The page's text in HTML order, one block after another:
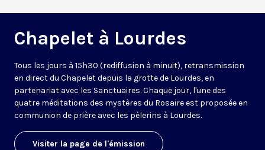
Chapelet à Lourdes
Tous les jours à 15h30 (rediffusion à minuit), retransmission
en direct du Chapelet depuis la grotte de Lourdes, en
partenariat avec les Sanctuaires. Chaque jour, l'une des
quatre méditations des mystères du Rosaire est proposée en
communion de prière avec les pèlerins à Lourdes.
Visiter la page de l'émission